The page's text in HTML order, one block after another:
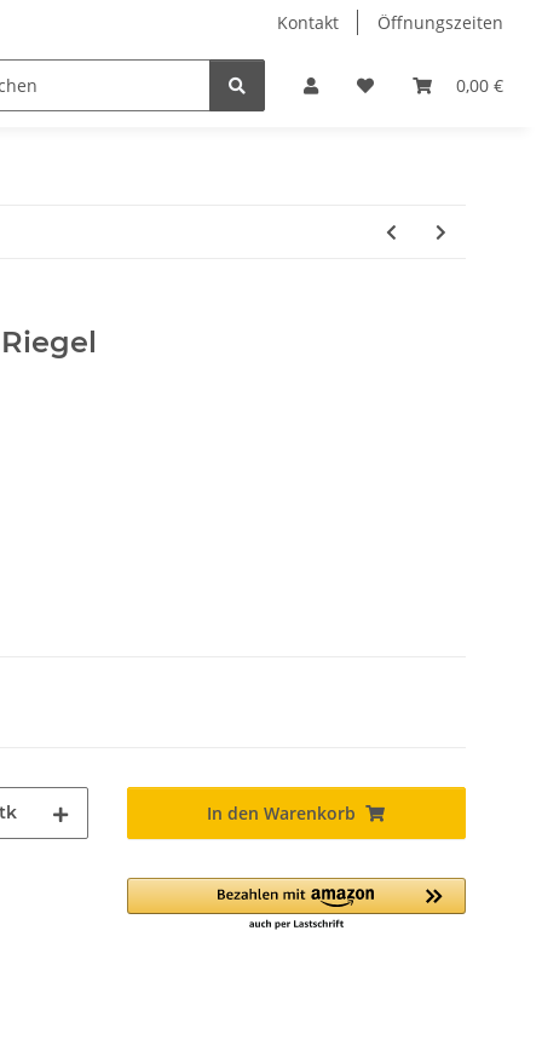
Kontakt Öffnungszeiten
0,00 €
Hobby Horse Dienstleistungen Geschenkartikel &
In den Warenkorb